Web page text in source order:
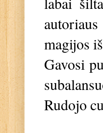
magijos
Gavosi
Rudojo